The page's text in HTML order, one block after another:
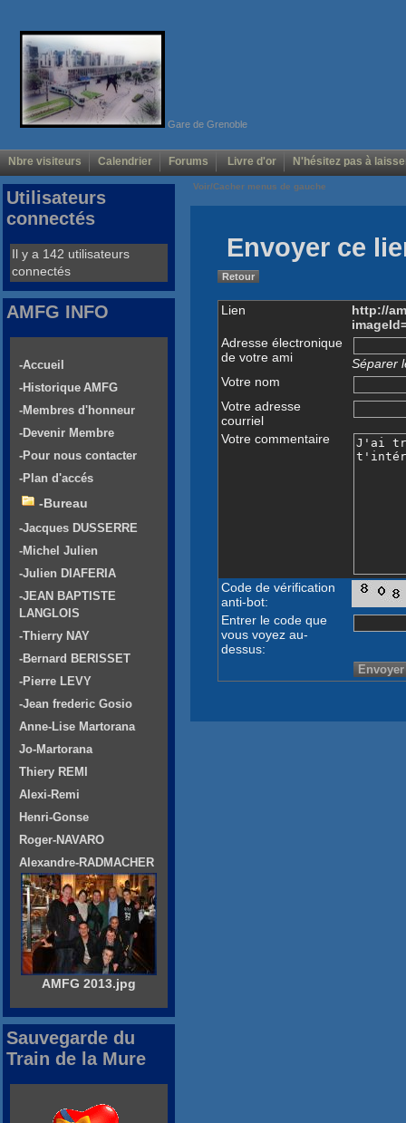
Gare de Grenoble
Nbre visiteurs Calendrier Forums Livre d'or N'hésitez pas à
Voir/Cacher menus de gauche
Envoyer ce
Retour
Lien
http://
Adresse électronique
de votre ami
Séparer
Votre nom
Votre adresse
courriel
Votre commentaire
Code de vérification
anti-bot:
Entrer le code que
vous voyez au-
dessus:
Utilisateurs
connectés
Il y a 142 utilisateurs
connectés
AMFG INFO
-Accueil
-Historique AMFG
-Membres d'honneur
-Devenir Membre
-Pour nous contacter
-Plan d'accés
-Bureau
-Jacques DUSSERRE
-Michel Julien
-Julien DIAFERIA
-JEAN BAPTISTE
LANGLOIS
-Thierry NAY
-Bernard BERISSET
-Pierre LEVY
-Jean frederic Gosio
Anne-Lise Martorana
Jo-Martorana
Thiery REMI
Alexi-Remi
Henri-Gonse
Roger-NAVARO
Alexandre-RADMACHER
AMFG 2013.jpg
Sauvegarde du
Train de la Mure